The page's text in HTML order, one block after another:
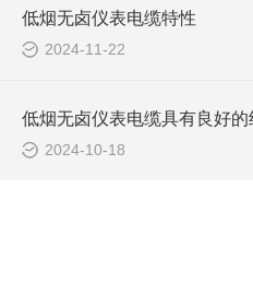
低烟无卤仪表电缆特性
2024-11-22
2024-10-18